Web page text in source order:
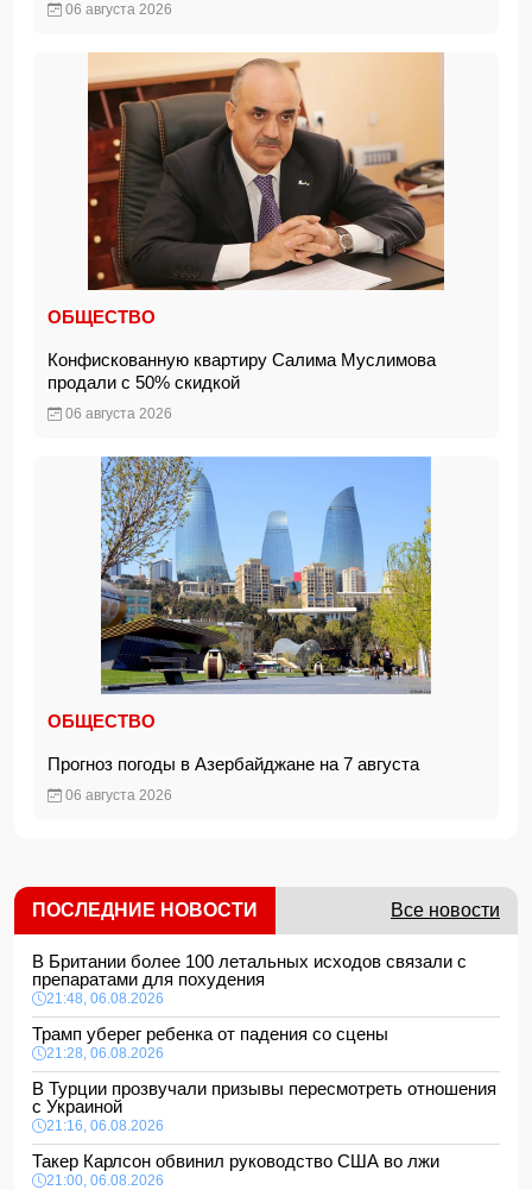
06 августа 2026
ОБЩЕСТВО
Конфискованную квартиру Салима Муслимова
продали с 50% скидкой
06 августа 2026
ОБЩЕСТВО
Прогноз погоды в Азербайджане на 7 августа
06 августа 2026
ПОСЛЕДНИЕ НОВОСТИ Все новости
В Британии более 100 летальных исходов связали с
препаратами для похудения
21:48, 06.08.2026
Трамп уберег ребенка от падения со сцены
21:28, 06.08.2026
В Турции прозвучали призывы пересмотреть отношения
с Украиной
21:16, 06.08.2026
Такер Карлсон обвинил руководство США во лжи
21:00, 06.08.2026